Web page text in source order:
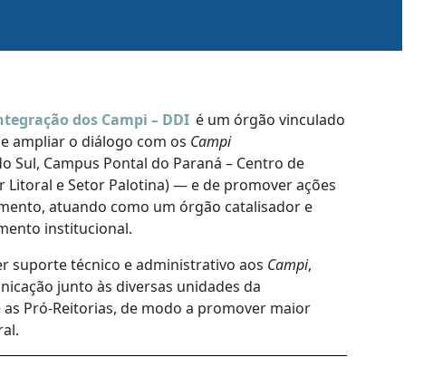
dos Campi – DDI é um órgão vinculado
ampliar o diálogo com os Campi
Sul, Campus Pontal do Paraná – Centro de
Litoral e Setor Palotina) — e de promover ações
atuando como um órgão catalisador e
institucional.
suporte técnico e administrativo aos Campi,
junto às diversas unidades da
Pró-Reitorias, de modo a promover maior